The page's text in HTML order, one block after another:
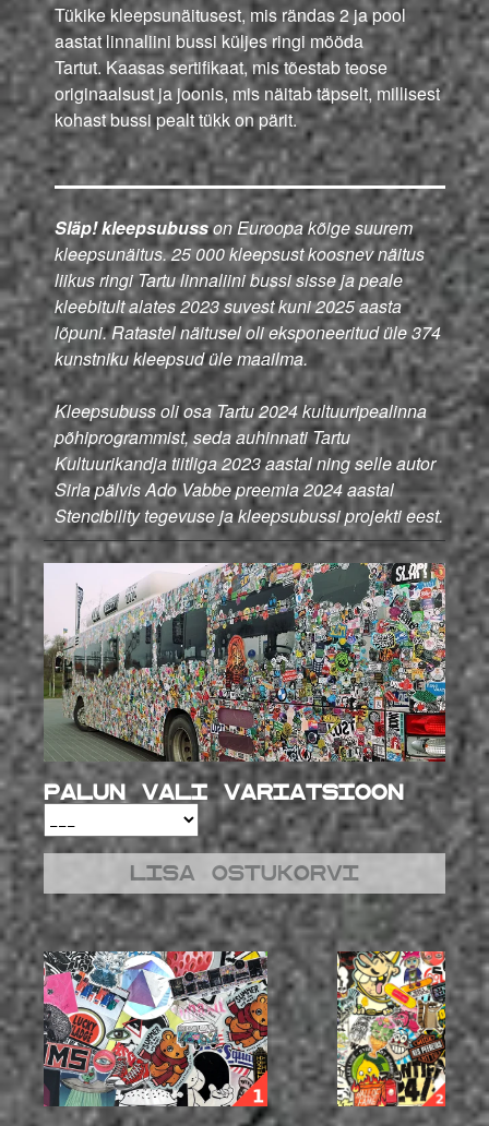
Tükike kleepsunäitusest, mis rändas 2 ja pool
aastat linnaliini bussi küljes ringi mööda
Tartut. Kaasas sertifikaat, mis tõestab teose
originaalsust ja joonis, mis näitab täpselt, millisest
kohast bussi pealt tükk on pärit.
Släp! kleepsubusson Euroopa kõige suurem
kleepsunäitus. 25 000 kleepsust koosnev näitus
liikus ringi Tartu linnaliini bussi sisse ja peale
kleebitult alates 2023 suvest kuni 2025 aasta
lõpuni. Ratastel näitusel oli eksponeeritud üle 374
kunstniku kleepsud üle maailma.
Kleepsubuss oli osa Tartu 2024 kultuuripealinna
põhiprogrammist, seda auhinnati Tartu
Kultuurikandja tiitliga 2023 aastal ning selle autor
Sirla pälvis Ado Vabbe preemia 2024 aastal
Stencibility tegevuse ja kleepsubussi projekti eest.
Palun vali variatsioon
Lisa ostukorvi